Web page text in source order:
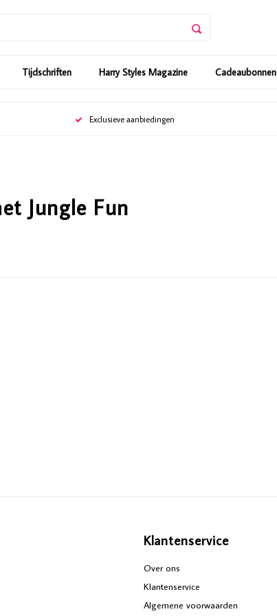
Tijdschriften Harry Styles Magazine Cadeaubonnen
Exclusieve aanbiedingen
Jungle Fun
Klantenservice
Over ons
Klantenservice
Algemene voorwaarden